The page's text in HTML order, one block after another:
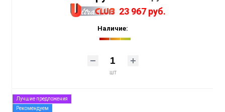
23 967 руб.
Наличие:
шт
Лучшие предложения
Рекомендуем